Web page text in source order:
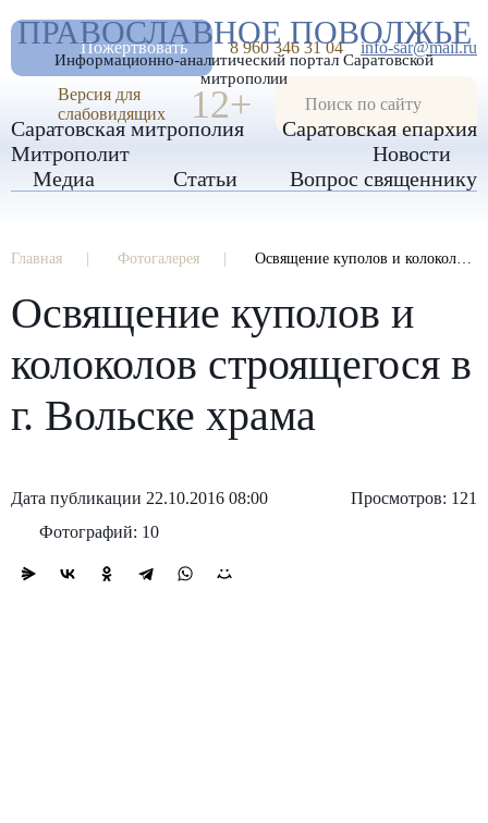
РАЗМЕР ШРИФТА А А А
ИЗОБРАЖЕНИЯ
ПРАВОСЛАВНОЕ ПОВОЛЖЬЕ
Информационно-аналитический портал Саратовской
митрополии
Пожертвовать 8 960 346 31 04 info-sar@mail.ru
Версия для
слабовидящих
12+
Саратовская митрополия
Саратовская епархия
Митрополит
Новости
Медиа
Статьи Вопрос священнику
Главная Фотогалерея Освящение куполов и колоколов строящегося в г. Вольске храма
Освящение куполов и
колоколов строящегося в
г. Вольске храма
Дата публикации 22.10.2016 08:00
Просмотров: 121
Фотографий: 10